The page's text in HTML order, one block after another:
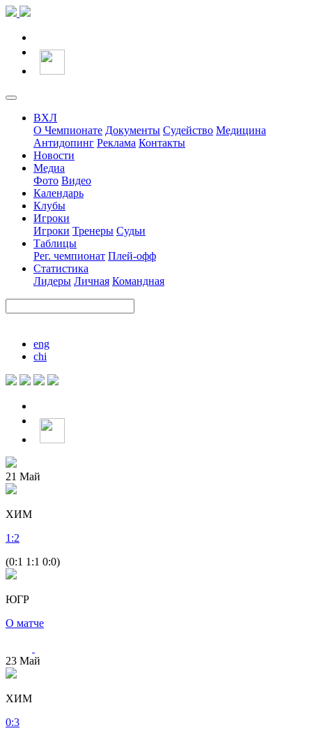
ВХЛ
О Чемпионате Документы Судейство Медицина
Антидопинг Реклама Контакты
Новости
Медиа
Фото Видео
Календарь
Клубы
Игроки
Игроки Тренеры Судьи
Таблицы
Рег. чемпионат Плей-офф
Статистика
Лидеры Личная Командная
eng
chi
21 Май
ХИМ
1 :2
(0:1 1:1 0:0)
ЮГР
О матче
23 Май
ХИМ
0:3